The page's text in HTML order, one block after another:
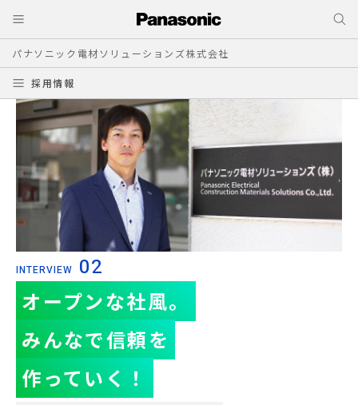
パナソニック電材ソリューションズ株式会社
採用情報
INTERVIEW 02
オープンな社風。
みんなで信頼を
作っていく！